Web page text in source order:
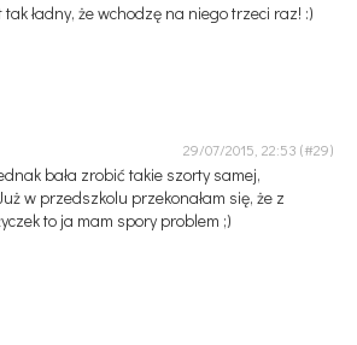
tak ładny, że wchodzę na niego trzeci raz! :)
29/07/2015, 22:53
bała zrobić takie szorty samej,
w przedszkolu przekonałam się, że z
to ja mam spory problem ;)